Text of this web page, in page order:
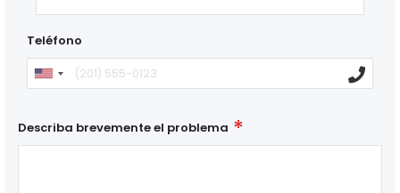
Teléfono
Describa brevemente el problema